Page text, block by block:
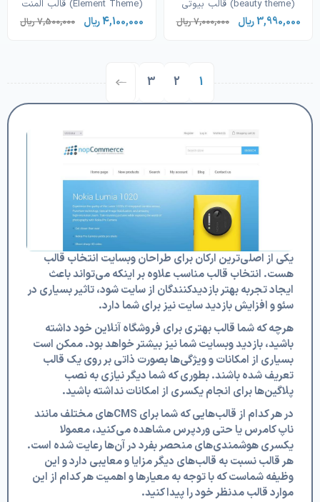
(beauty theme) قالب بیوتی
3,990,000 ریال 7,000,000 ریال
(Element Theme) قالب المنت
4,100,000 ریال 7,500,000 ریال
1
2
3
یکی از اصلی‌ترین ارکان برای طراحان وبسایت انتخاب قالب
هست. انتخاب قالب مناسب علاوه بر اینکه می‌تواند باعث
ایجاد تجربه بهتر بازدیدکنندگان از سایت شود، تاثیر بسیاری در
سئو و افزایش بازدید سایت نیز برای شما دارد.
هرچه که شما قالب بهتری برای فروشگاه آنلاین خود داشته
باشید، بازدید وبسایت شما نیز بیشتر خواهد بود. ممکن است
بسیاری از امکانات و ویژگی‌ها بصورت ذاتی بر روی یک قالب
تعریف شده باشند. بطوری که شما دیگر نیازی به نصب
پلاگین‌ها برای انجام یکسری از امکانات نداشته باشید.
در هر کدام از قالب‌هایی که شما برای CMS‌های مختلف مانند
ناپ کامرس یا حتی وردپرس مشاهده می‌کنید، معمولا
یکسری هوشمندی‌های منحصر بفرد در آن‌ها رعایت شده است.
هر قالب نسبت به قالب‌های دیگر مزایا و معایبی دارد و این
وظیفه شماست که با توجه به معیارها و اهمیت هر کدام از این
موارد قالب مدنظر خود را پیدا کنید.